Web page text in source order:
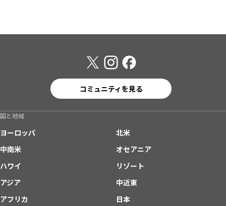
コミュニティを見る
国と地域
ヨーロッパ
北米
中南米
オセアニア
ハワイ
リゾート
アジア
中近東
アフリカ
日本